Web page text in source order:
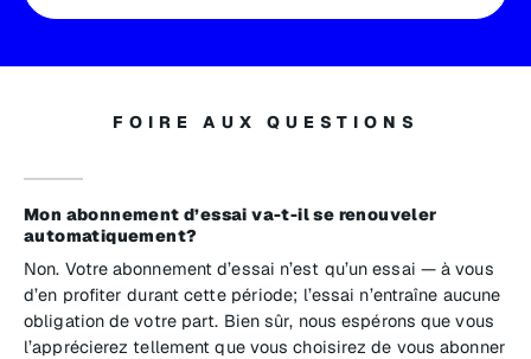
FOIRE AUX QUESTIONS
Mon abonnement d’essai va-t-il se renouveler
automatiquement?
Non. Votre abonnement d’essai n’est qu’un essai — à vous
d’en profiter durant cette période; l’essai n’entraîne aucune
obligation de votre part. Bien sûr, nous espérons que vous
l’apprécierez tellement que vous choisirez de vous abonner